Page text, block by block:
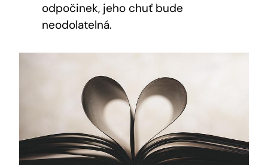
odpočinek, jeho ⁣chuť bude
neodolatelná.